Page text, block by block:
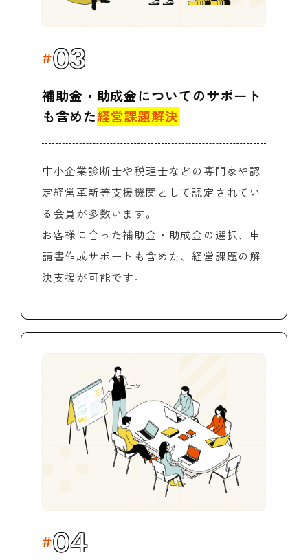
03
補助金・助成金についてのサポート
も含めた経営課題解決
中小企業診断士や税理士などの専門家や認
定経営革新等支援機関として認定されてい
る会員が多数います。
お客様に合った補助金・助成金の選択、申
請書作成サポートも含めた、経営課題の解
決支援が可能です。
04